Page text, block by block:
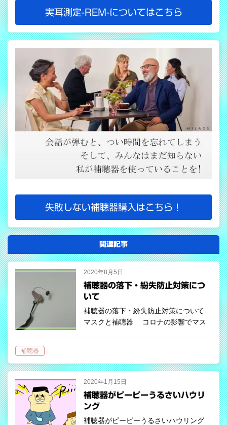
実耳測定-REM-についてはこちら
失敗しない補聴器購入はこちら！
関連記事
2020年8月5日
補聴器の落下・紛失防止対策につ
いて
補聴器の落下・紛失防止対策について
マスクと補聴器 コロナの影響でマス
ルドのような耳型を採取して作成した耳
栓で…
補聴器
2020年1月15日
補聴器がピーピーうるさいハウリ
ング
補聴器がピーピーうるさいハウリング